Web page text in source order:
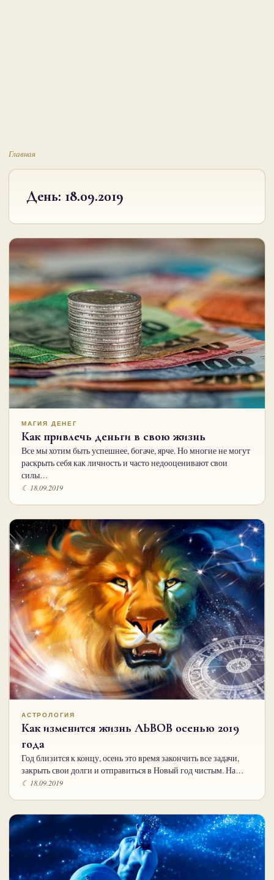
Главная
День: 18.09.2019
МАГИЯ ДЕНЕГ
Как привлечь деньги в свою жизнь
Все мы хотим быть успешнее, богаче, ярче. Но многие не могут
раскрыть себя как личность и часто недооценивают свои
силы…
☾ 18.09.2019
АСТРОЛОГИЯ
Как изменится жизнь ЛЬВОВ осенью 2019
года
Год близится к концу, осень это время закончить все задачи,
закрыть свои долги и отправиться в Новый год чистым. На…
☾ 18.09.2019